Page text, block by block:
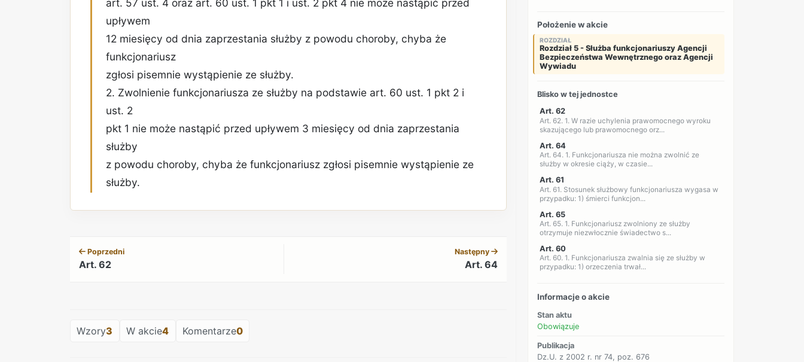
art. 57 ust. 4 oraz art. 60 ust. 1 pkt 1 i ust. 2 pkt 4 nie może nastąpić przed
upływem
12 miesięcy od dnia zaprzestania służby z powodu choroby, chyba że
funkcjonariusz
zgłosi pisemnie wystąpienie ze służby.
2. Zwolnienie funkcjonariusza ze służby na podstawie art. 60 ust. 1 pkt 2 i
ust. 2
pkt 1 nie może nastąpić przed upływem 3 miesięcy od dnia zaprzestania
służby
z powodu choroby, chyba że funkcjonariusz zgłosi pisemnie wystąpienie ze
służby.
Poprzedni
Art. 62
Następny
Art. 64
Wzory3 W akcie4 Komentarze0
Położenie w akcie
ROZDZIAŁ
Rozdział 5 - Służba funkcjonariuszy Agencji
Bezpieczeństwa Wewnętrznego oraz Agencji
Wywiadu
Blisko w tej jednostce
Art. 62
Art. 62. 1. W razie uchylenia prawomocnego wyroku
skazującego lub prawomocnego orz...
Art. 64
Art. 64. 1. Funkcjonariusza nie można zwolnić ze
służby w okresie ciąży, w czasie...
Art. 61
Art. 61. Stosunek służbowy funkcjonariusza wygasa w
przypadku: 1) śmierci funkcjon...
Art. 65
Art. 65. 1. Funkcjonariusz zwolniony ze służby
otrzymuje niezwłocznie świadectwo s...
Art. 60
Art. 60. 1. Funkcjonariusza zwalnia się ze służby w
przypadku: 1) orzeczenia trwał...
Informacje o akcie
Stan aktu
Obowiązuje
Publikacja
Dz.U. z 2002 r. nr 74, poz. 676